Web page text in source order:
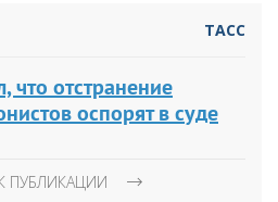
ТАСС
что отстранение
оспорят в суде
ПУБЛИКАЦИИ